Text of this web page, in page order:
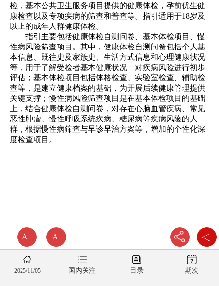
A+ A-
检，基本公共卫生服务项目提供的健康体检，孕前优生健
康检查以及专项疾病的筛查和普查等。指引适用于18岁及
以上的成年人群健康体检。
指引主要包括健康体检自测问卷、基本体检项目、慢
性病风险筛查项目。其中，健康体检自测问卷包括个人基
本信息、既往史及家族史、生活方式信息和心理健康状况
等，用于了解受检者基本健康状况，对疾病风险进行初步
评估；基本体检项目包括体格检查、实验室检查、辅助检
查等，是建立健康档案的基础，为开展后续健康管理提供
关键支撑；慢性病风险筛查项目是在基本体检项目的基础
上，结合健康体检自测问卷，对存在心脑血管疾病、常见
恶性肿瘤、慢性呼吸系统疾病、糖尿病等疾病风险的人
群，根据慢性病筛查与早诊早治方案等，增加的个性化深
度检查项目。
2025/11/05 国内关注 目录 期次